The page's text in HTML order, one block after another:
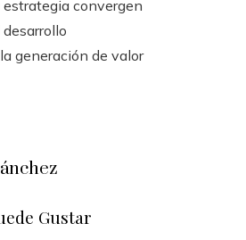
convergen
generación de valor
Gustar